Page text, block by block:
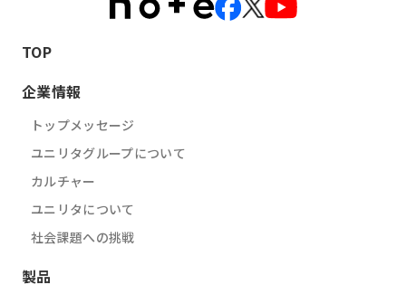
TOP
企業情報
トップメッセージ
ユニリタグループについて
カルチャー
ユニリタについて
社会課題への挑戦
製品